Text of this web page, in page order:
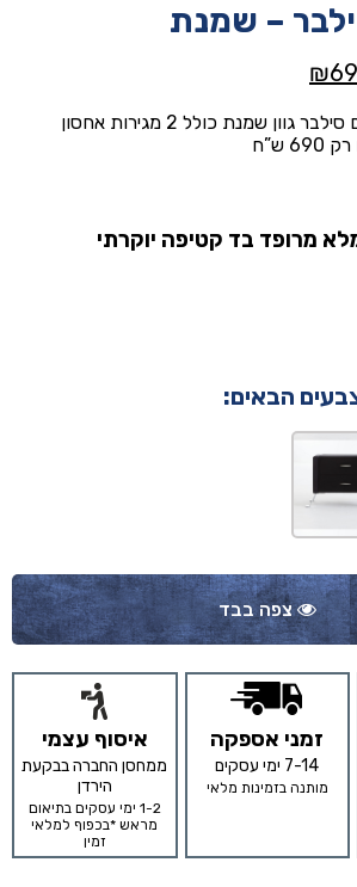
– שמנת
₪
הוא:
₪690.00.
שידה מעוצבת דגם סילבר גוון שמנת כולל 2 מגירות אחסון
מרופד בד קטיפה יוקרתי
הבאים:
צפה בבד
זמני אספקה
7-14 ימי עסקים
מותנה בזמינות מלאי
איסוף עצמי
ממחסן החברה בבקעת
הירדן
1-2 ימי עסקים בתיאום
מראש *בכפוף למלאי
זמין